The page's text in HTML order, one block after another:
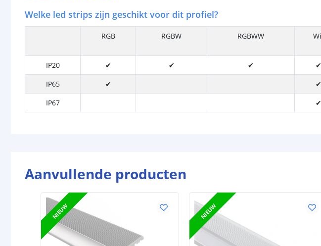
Welke led strips zijn geschikt voor dit profiel?
RGB RGBW RGBWW
IP20
✔ ✔ ✔ ✔
IP65
✔ ✔
IP67
✔
Aanvullende producten
NIEUW NIEUW